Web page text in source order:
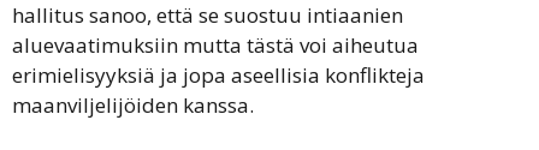
hallitus sanoo, että se suostuu intiaanien
aluevaatimuksiin mutta tästä voi aiheutua
erimielisyyksiä ja jopa aseellisia konflikteja
maanviljelijöiden kanssa.